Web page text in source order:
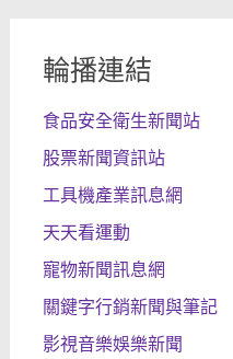
輪播連結
食品安全衛生新聞站
股票新聞資訊站
工具機產業訊息網
天天看運動
寵物新聞訊息網
關鍵字行銷新聞與筆記
影視音樂娛樂新聞